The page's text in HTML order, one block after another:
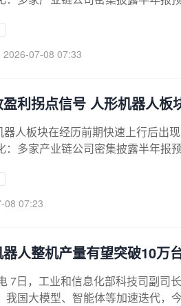
逐步切换至产能落地与业绩兑现的
块投资逻辑正在得到基本面的有力
2026-07-08 07:33
利拐点信号 人形机器人板
人板块在经历前期快速上行后出
：多家产业链公司密集披露半年报
逐步切换至产能落地与业绩兑现的
块投资逻辑正在得到基本面的有力
08 07:23
人整机产量有望突破10万
7日，工业和信息化部科技司副司
我国大模型、智能体等加速迭代，